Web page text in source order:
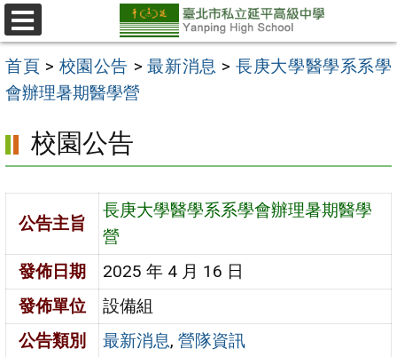
跳
至
主
要
區
選
單
首頁 > 校園公告 >最新消息 > 長庚大學醫學系系學
會辦理暑期醫學營
校園公告
公告主旨
長庚大學醫學系系學會辦理暑期醫學
營
發佈日期
2025 年 4 月 16 日
發佈單位
設備組
公告類別
最新消息,營隊資訊